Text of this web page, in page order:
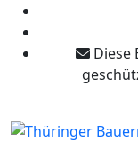
Diese